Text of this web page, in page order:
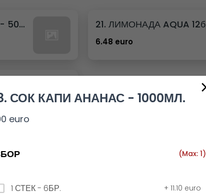
20. ГАЗИРАНА ВОДА 12бр. - 500мл
6.48 euro
СОК КАПИ АНАНАС - 1000МЛ.
euro
(Max: 1)
1 СТЕК - 6БР. +11.10 euro